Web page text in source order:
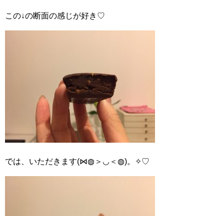
この↓の断面の感じが好き♡
では、いただきます(⋈◍＞◡＜◍)。✧♡